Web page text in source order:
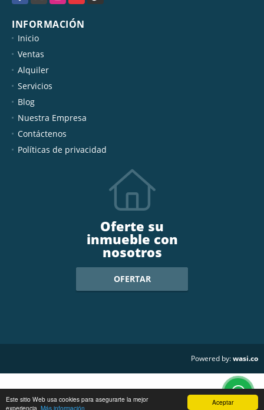
Aceptar
Este sitio Web usa cookies para asegurarte la mejor
experiencia. Más información
INFORMACIÓN
Inicio
Ventas
Alquiler
Servicios
Blog
Nuestra Empresa
Contáctenos
Políticas de privacidad
Oferte su
inmueble con
nosotros
OFERTAR
Powered by:wasi.co